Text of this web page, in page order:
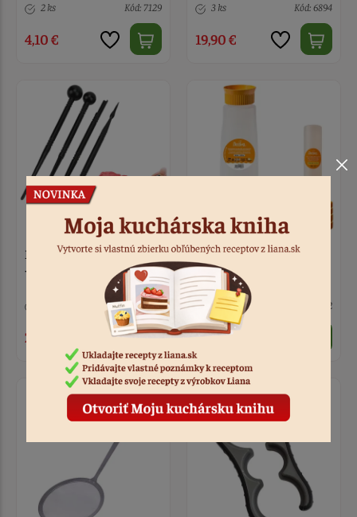
2 ks Kód: 7129
4,10 €
3 ks Kód: 6894
19,90 €
Náradie na modelovanie
- guličky a tyčinky 4 ks
Kód: 7038
2,30 €
Fľaša na polevu
piškótového cesta 500
ml
4 ks Kód: 7052
5,30 €